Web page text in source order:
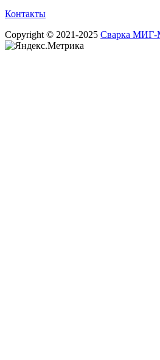
Контакты
Copyright © 2021-2025 Сварка